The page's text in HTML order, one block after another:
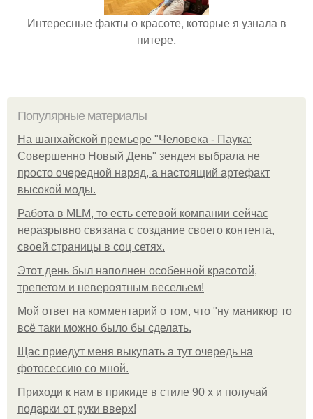
Интересные факты о красоте, которые я узнала в
питере.
Популярные материалы
На шанхайской премьере "Человека - Паука:
Совершенно Новый День" зендея выбрала не
просто очередной наряд, а настоящий артефакт
высокой моды.
Работа в MLM, то есть сетевой компании сейчас
неразрывно связана с создание своего контента,
своей страницы в соц сетях.
Этот день был наполнен особенной красотой,
трепетом и невероятным весельем!
Мой ответ на комментарий о том, что "ну маникюр то
всё таки можно было бы сделать.
Щас приедут меня выкупать а тут очередь на
фотосессию со мной.
Приходи к нам в прикиде в стиле 90 х и получай
подарки от руки вверх!